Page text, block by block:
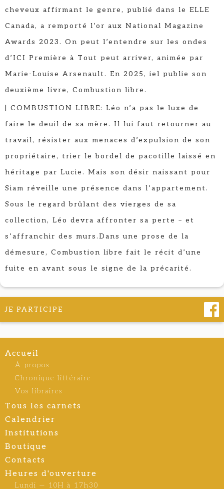
cheveux affirmant le genre, publié dans le ELLE
Canada, a remporté l’or aux National Magazine
Awards 2023. On peut l’entendre sur les ondes
d’ICI Première à Tout peut arriver, animée par
Marie-Louise Arsenault. En 2025, iel publie son
deuxième livre, Combustion libre.
| COMBUSTION LIBRE: Léo n’a pas le luxe de
faire le deuil de sa mère. Il lui faut retourner au
travail, résister aux menaces d’expulsion de son
propriétaire, trier le bordel de pacotille laissé en
héritage par Lucie. Mais son désir naissant pour
Siam réveille une présence dans l’appartement.
Sous le regard brûlant des vierges de sa
collection, Léo devra affronter sa perte – et
s’affranchir des murs.Dans une prose de la
démesure, Combustion libre fait le récit d’une
fuite en avant sous le signe de la précarité.
JE PARTICIPE
Accueil
À propos
Chronique littéraire
Vos libraires
Tous les carnets
Calendrier
Institutions
Boutique
Contacts
Heures d'ouverture
Lundi — 10H à 17h30